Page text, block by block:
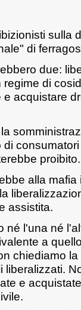
sulla
di
due:
di
acquistare
proibito.
alla mafia
assistita.
né l'una né
a
chiediamo
e